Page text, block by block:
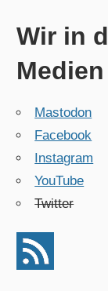
Wir in
Medien
Mastodon
Facebook
Instagram
YouTube
Twitter